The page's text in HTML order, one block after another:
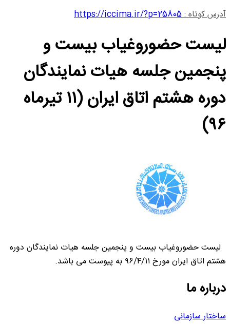
آدرس کوتاه :https://iccima.ir/?p=25805
لیست حضوروغیاب بیست و
پنجمین جلسه هیات نمایندگان
دوره هشتم اتاق ایران (۱۱ تیرماه
۹۶)
لیست حضوروغیاب بیست و پنجمین جلسه هیات نمایندگان دوره
هشتم اتاق ایران مورخ ۹۶/۴/۱۱ به پیوست می باشد.
درباره ما
ساختار سازمانی